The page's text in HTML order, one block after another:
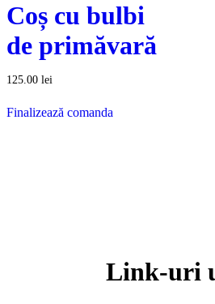
Coș cu bulbi
de primăvară
125.00 lei
Finalizează comanda
Link-uri